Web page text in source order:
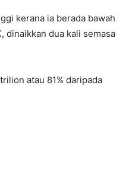
kerana ia berada bawah
dinaikkan dua kali semasa
atau 81% daripada